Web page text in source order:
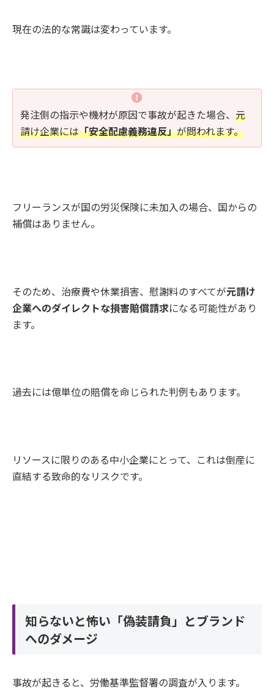
現在の法的な常識は変わっています。
発注側の指示や機材が原因で事故が起きた場合、 元
請け企業には「安全配慮義務違反」が問われます。
フリーランスが国の労災保険に未加入の場合、国からの
補償はありません。
そのため、治療費や休業損害、慰謝料のすべてが元請け
企業へのダイレクトな損害賠償請求になる可能性があり
ます。
過去には億単位の賠償を命じられた判例もあります。
リソースに限りのある中小企業にとって、これは倒産に
直結する致命的なリスクです。
知らないと怖い「偽装請負」とブランド
へのダメージ
事故が起きると、労働基準監督署の調査が入ります。